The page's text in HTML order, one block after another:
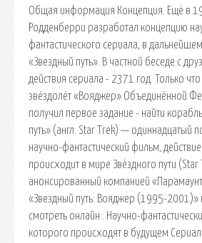
Общая информация Концепция. Ещё в
Родденберри разработал концепцию
фантастического сериала, в
«Звездный путь». В частной беседе с
действия сериала - 2371 год. Только
звёздолёт «Вояджер» Объединённой
получил первое задание - найти
путь» (англ. Star Trek) — одиннадцатый
научно-фантастический фильм,
происходит в мире Звёздного пути (Star
анонсированный компанией
«Звездный путь: Вояджер (1995-2001)»
смотреть онлайн : Научно-
которого происходят в будущем Сериал